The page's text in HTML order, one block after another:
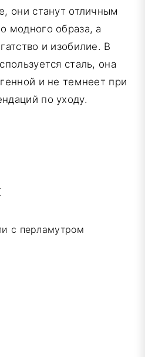
они станут отличным
модного образа, а
и изобилие. В
сталь, она
и не темнеет при
по уходу.